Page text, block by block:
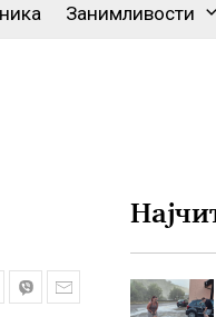
Занимливости